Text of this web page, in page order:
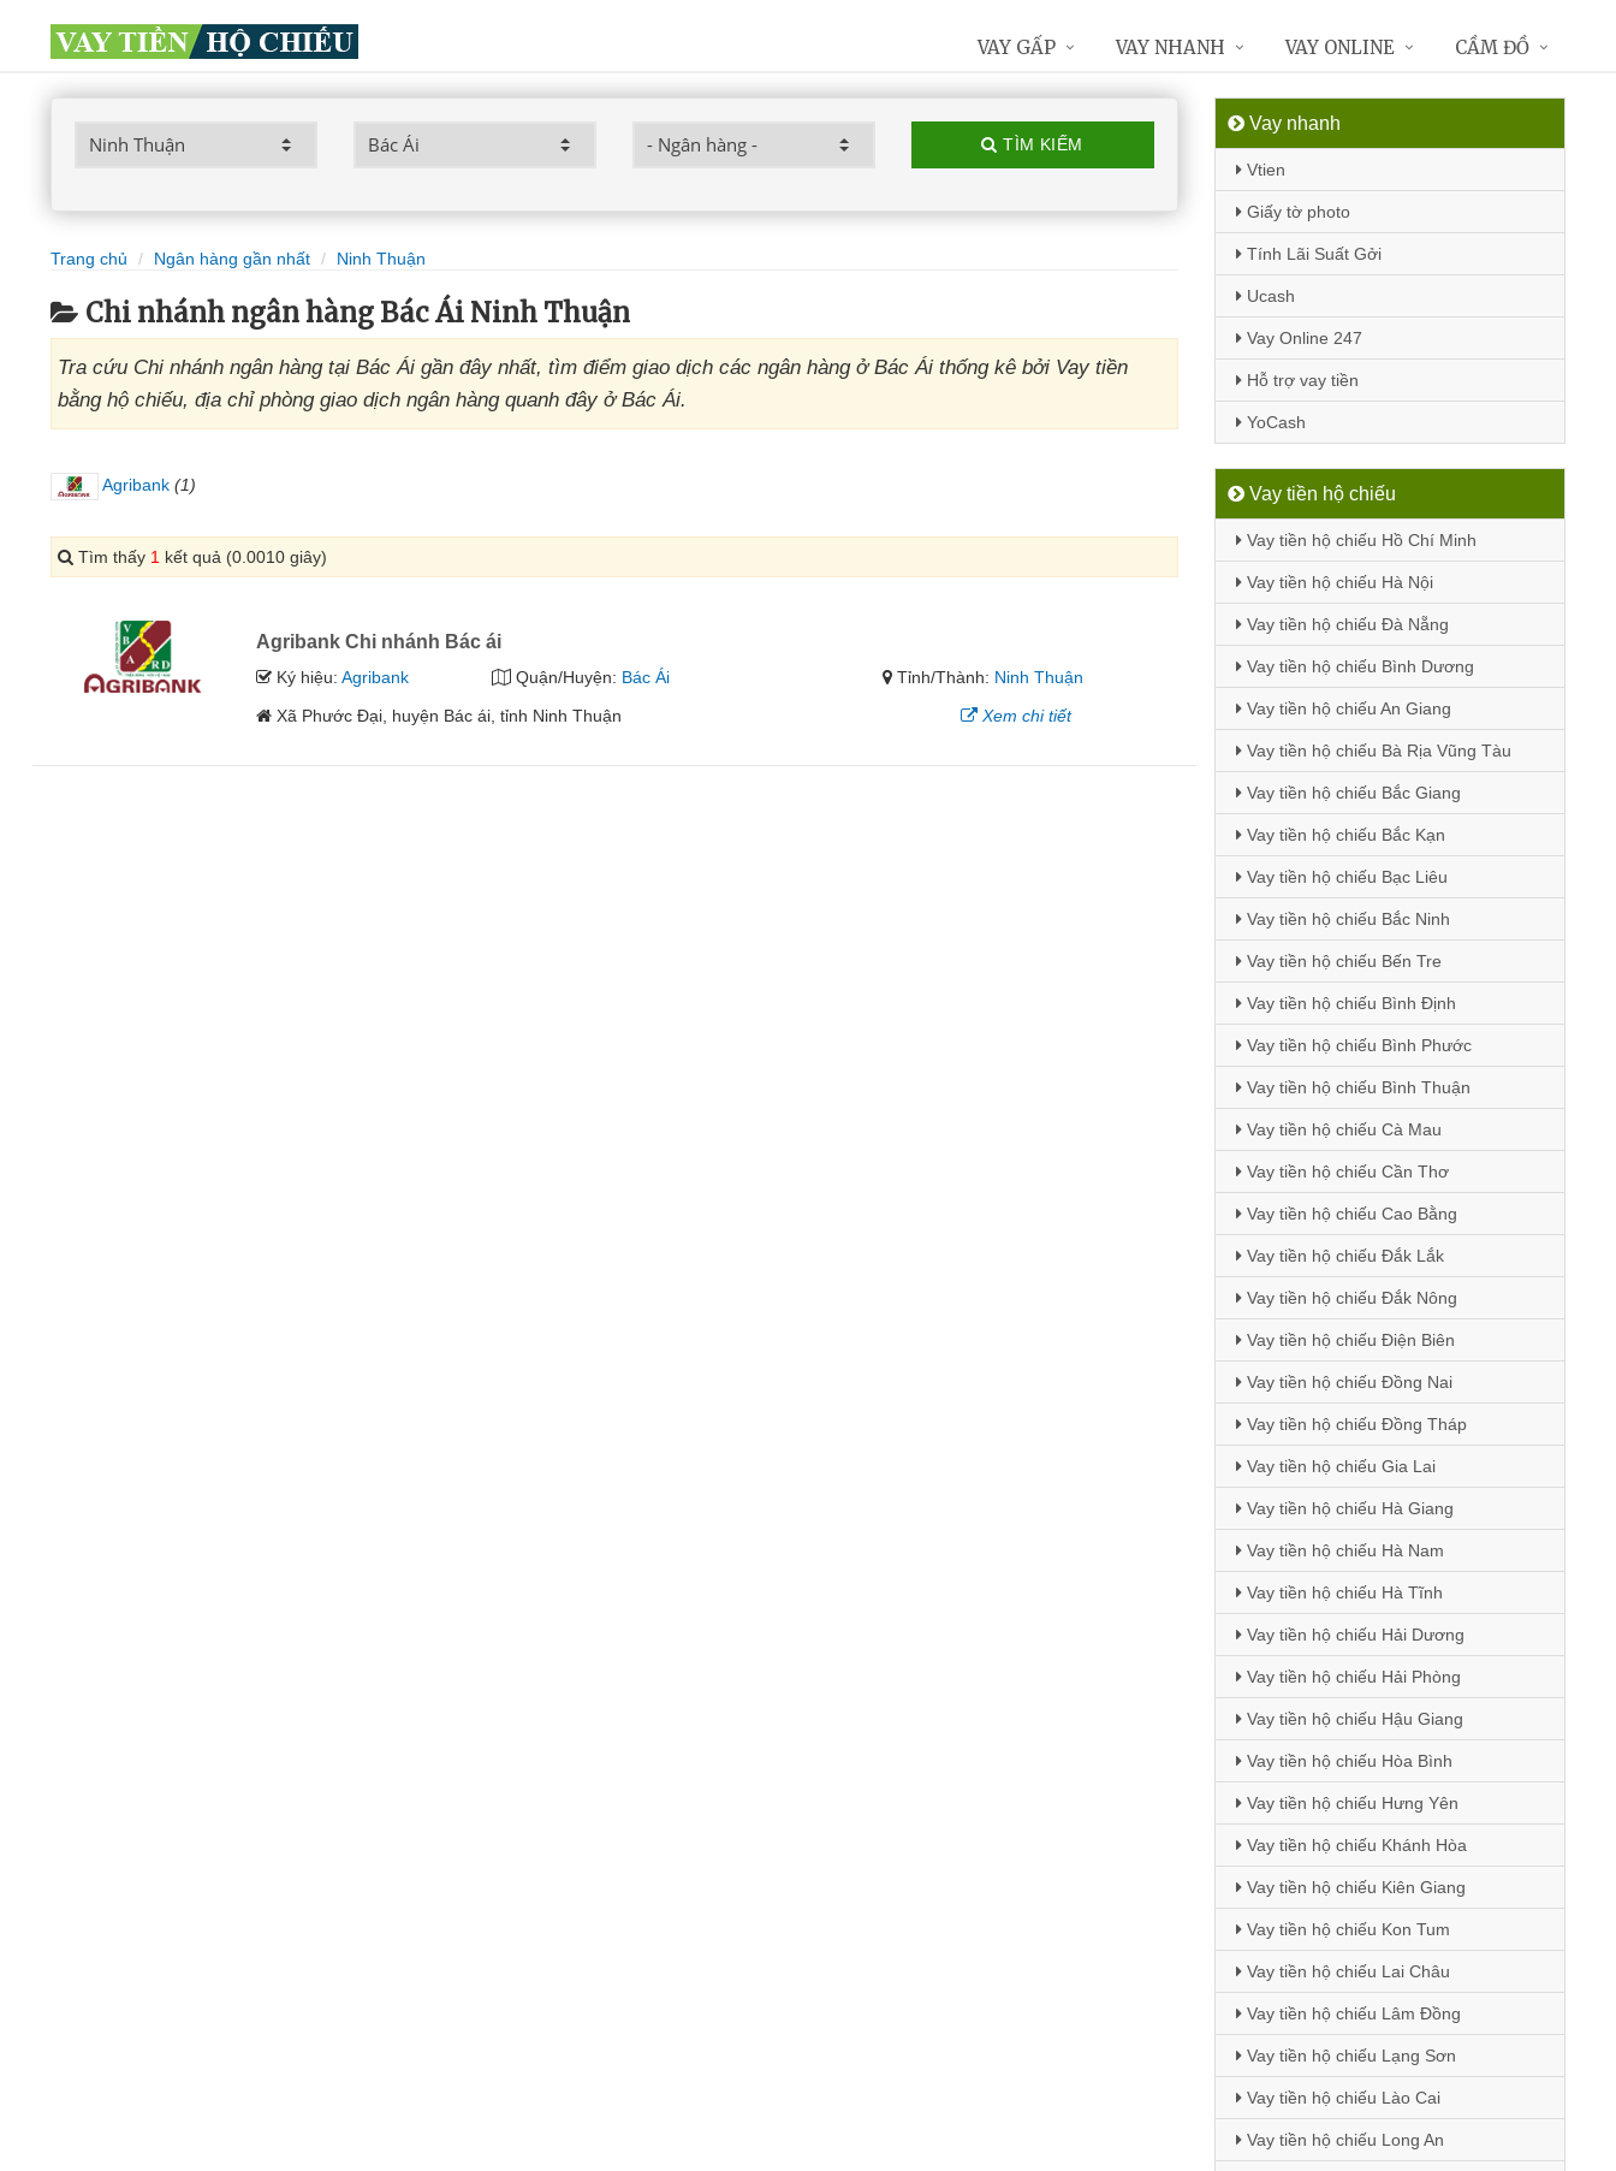
TÌM KIẾM
Trang chủ Ngân hàng gần nhất Ninh Thuận
Chi nhánh ngân hàng Bác Ái Ninh Thuận
Tra cứu Chi nhánh ngân hàng tại Bác Ái gần đây nhất, tìm điểm giao dịch các ngân hàng ở Bác Ái thống kê bởi Vay tiền
bằng hộ chiếu, địa chỉ phòng giao dịch ngân hàng quanh đây ở Bác Ái.
Agribank (1)
Tìm thấy 1 kết quả (0.0010 giây)
Agribank Chi nhánh Bác ái
Ký hiệu:Agribank Quận/Huyện: Bác Ái Tỉnh/Thành: Ninh Thuận
Xã Phước Đại, huyện Bác ái, tỉnh Ninh Thuận
Xem chi tiết
Vay nhanh
Vtien
Giấy tờ photo
Tính Lãi Suất Gởi
Ucash
Vay Online 247
Hỗ trợ vay tiền
YoCash
Vay tiền hộ chiếu
Vay tiền hộ chiếu Hồ Chí Minh
Vay tiền hộ chiếu Hà Nội
Vay tiền hộ chiếu Đà Nẵng
Vay tiền hộ chiếu Bình Dương
Vay tiền hộ chiếu An Giang
Vay tiền hộ chiếu Bà Rịa Vũng Tàu
Vay tiền hộ chiếu Bắc Giang
Vay tiền hộ chiếu Bắc Kạn
Vay tiền hộ chiếu Bạc Liêu
Vay tiền hộ chiếu Bắc Ninh
Vay tiền hộ chiếu Bến Tre
Vay tiền hộ chiếu Bình Định
Vay tiền hộ chiếu Bình Phước
Vay tiền hộ chiếu Bình Thuận
Vay tiền hộ chiếu Cà Mau
Vay tiền hộ chiếu Cần Thơ
Vay tiền hộ chiếu Cao Bằng
Vay tiền hộ chiếu Đắk Lắk
Vay tiền hộ chiếu Đắk Nông
Vay tiền hộ chiếu Điện Biên
Vay tiền hộ chiếu Đồng Nai
Vay tiền hộ chiếu Đồng Tháp
Vay tiền hộ chiếu Gia Lai
Vay tiền hộ chiếu Hà Giang
Vay tiền hộ chiếu Hà Nam
Vay tiền hộ chiếu Hà Tĩnh
Vay tiền hộ chiếu Hải Dương
Vay tiền hộ chiếu Hải Phòng
Vay tiền hộ chiếu Hậu Giang
Vay tiền hộ chiếu Hòa Bình
Vay tiền hộ chiếu Hưng Yên
Vay tiền hộ chiếu Khánh Hòa
Vay tiền hộ chiếu Kiên Giang
Vay tiền hộ chiếu Kon Tum
Vay tiền hộ chiếu Lai Châu
Vay tiền hộ chiếu Lâm Đồng
Vay tiền hộ chiếu Lạng Sơn
Vay tiền hộ chiếu Lào Cai
Vay tiền hộ chiếu Long An
VAY GẤP VAY NHANH VAY ONLINE CẦM ĐỒ